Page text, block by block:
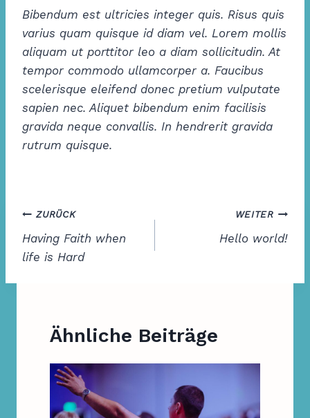
Bibendum est ultricies integer quis. Risus quis
varius quam quisque id diam vel. Lorem mollis
aliquam ut porttitor leo a diam sollicitudin. At
tempor commodo ullamcorper a. Faucibus
scelerisque eleifend donec pretium vulputate
sapien nec. Aliquet bibendum enim facilisis
gravida neque convallis. In hendrerit gravida
rutrum quisque.
Beitragsnavigation
ZURÜCK
Having Faith when
life is Hard
WEITER
Hello world!
Ähnliche Beiträge